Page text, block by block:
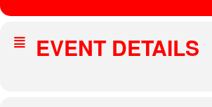
EVENT DETAILS